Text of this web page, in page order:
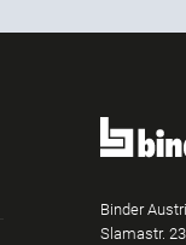
Binder
Slamastr.